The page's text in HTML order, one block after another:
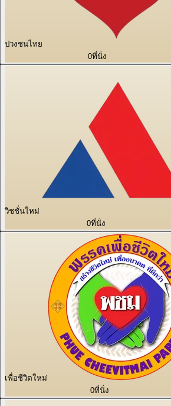
ปวงชนไทย
0ที่นั่ง
วิชชั่นใหม่
0ที่นั่ง
เพื่อชีวิตใหม่
0ที่นั่ง